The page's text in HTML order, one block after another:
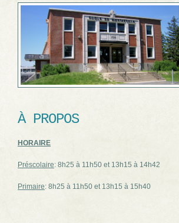
À PROPOS
HORAIRE
Préscolaire: 8h25 à 11h50 et 13h15 à 14h42
Primaire: 8h25 à 11h50 et 13h15 à 15h40